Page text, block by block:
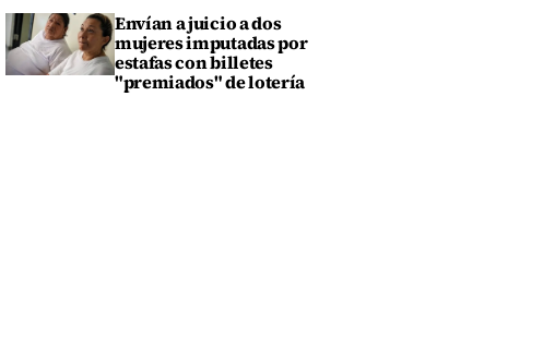
Envían a juicio a dos
mujeres imputadas por
estafas con billetes
"premiados" de lotería